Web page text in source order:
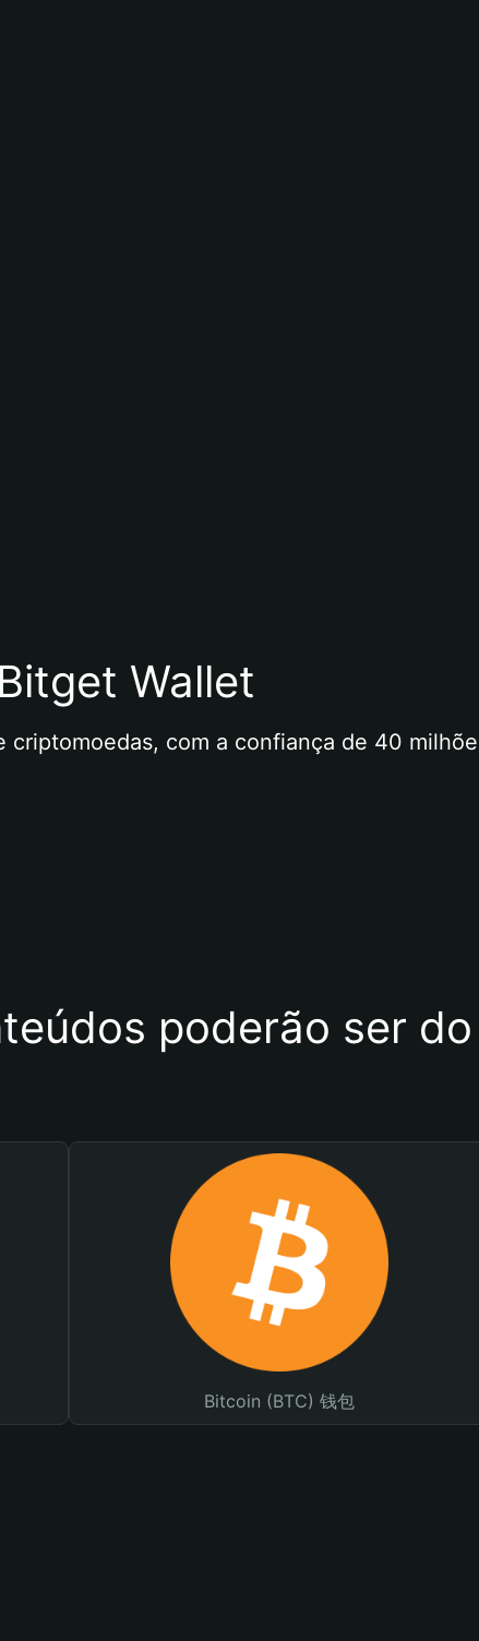
Wallet
criptomoedas, com a confiança de 40
poderão ser
Bitcoin (BTC) 钱包